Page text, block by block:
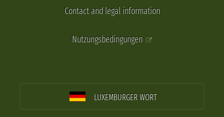
Contact and legal information
Nutzungsbedingungen
LUXEMBURGER WORT